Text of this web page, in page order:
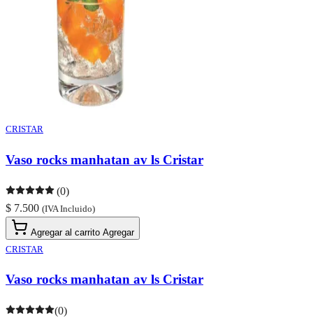
CRISTAR
Vaso rocks manhatan av ls Cristar
(0)
$ 7.500 (IVA Incluido)
Agregar al carrito Agregar
CRISTAR
Vaso rocks manhatan av ls Cristar
(0)